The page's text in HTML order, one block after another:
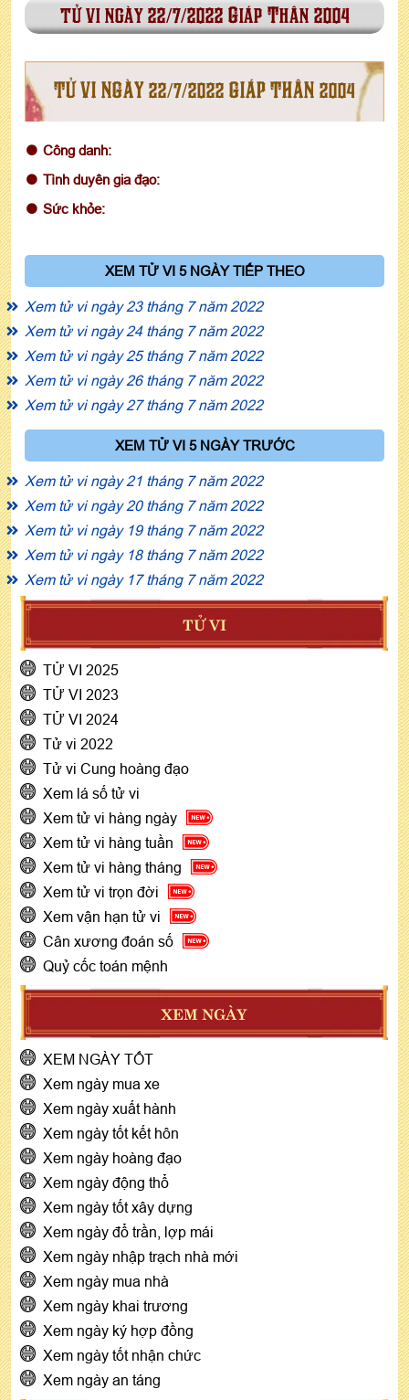
tử vi ngày 22/7/2022 Giáp Thân 2004
TỬ VI NGÀY 22/7/2022 GIÁP THÂN 2004
Công danh:
Tình duyên gia đạo:
Sức khỏe:
XEM TỬ VI 5 NGÀY TIẾP THEO
Xem tử vi ngày 23 tháng 7 năm 2022
Xem tử vi ngày 24 tháng 7 năm 2022
Xem tử vi ngày 25 tháng 7 năm 2022
Xem tử vi ngày 26 tháng 7 năm 2022
Xem tử vi ngày 27 tháng 7 năm 2022
XEM TỬ VI 5 NGÀY TRƯỚC
Xem tử vi ngày 21 tháng 7 năm 2022
Xem tử vi ngày 20 tháng 7 năm 2022
Xem tử vi ngày 19 tháng 7 năm 2022
Xem tử vi ngày 18 tháng 7 năm 2022
Xem tử vi ngày 17 tháng 7 năm 2022
TỬ VI
TỬ VI 2025
TỬ VI 2023
TỬ VI 2024
Tử vi 2022
Tử vi Cung hoàng đạo
Xem lá số tử vi
Xem tử vi hàng ngày
Xem tử vi hàng tuần
Xem tử vi hàng tháng
Xem tử vi trọn đời
Xem vận hạn tử vi
Cân xương đoán số
Quỷ cốc toán mệnh
XEM NGÀY
XEM NGÀY TỐT
Xem ngày mua xe
Xem ngày xuất hành
Xem ngày tốt kết hôn
Xem ngày hoàng đạo
Xem ngày động thổ
Xem ngày tốt xây dựng
Xem ngày đổ trần, lợp mái
Xem ngày nhập trạch nhà mới
Xem ngày mua nhà
Xem ngày khai trương
Xem ngày ký hợp đồng
Xem ngày tốt nhận chức
Xem ngày an táng